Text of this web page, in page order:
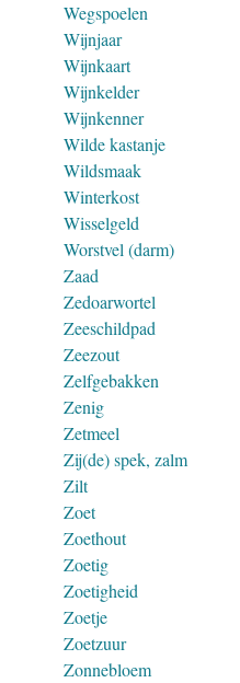
Wegspoelen
Wijnjaar
Wijnkaart
Wijnkelder
Wijnkenner
Wilde kastanje
Wildsmaak
Winterkost
Wisselgeld
Worstvel (darm)
Zaad
Zedoarwortel
Zeeschildpad
Zeezout
Zelfgebakken
Zenig
Zetmeel
Zij(de) spek, zalm
Zilt
Zoet
Zoethout
Zoetig
Zoetigheid
Zoetje
Zoetzuur
Zonnebloem